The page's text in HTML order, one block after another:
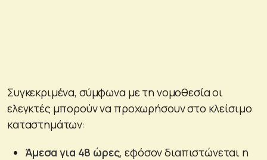
Συγκεκριμένα, σύμφωνα με τη νομοθεσία οι
ελεγκτές μπορούν να προχωρήσουν στο κλείσιμο
καταστημάτων:
Άμεσα για 48 ώρες, εφόσον διαπιστώνεται η